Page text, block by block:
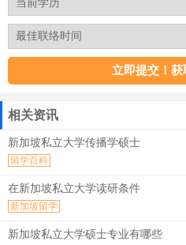
相关资讯
新加坡私立大学传播学硕士
留学百科
在新加坡私立大学读研条件
新加坡留学
新加坡私立大学硕士专业有哪些